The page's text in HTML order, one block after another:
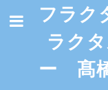
フラク
ラク
ー 髙